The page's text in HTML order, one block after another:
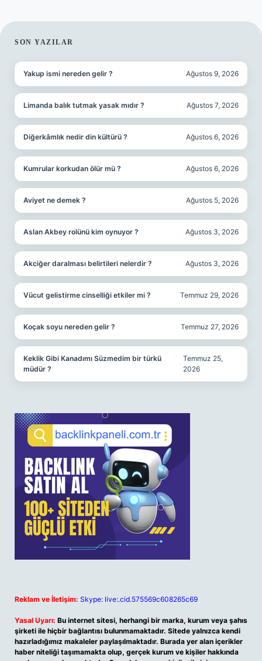
SIDEBAR
SON YAZILAR
Yakup ismi nereden gelir ? Ağustos 9, 2026
Limanda balık tutmak yasak mıdır ? Ağustos 7, 2026
Diğerkâmlık nedir din kültürü ? Ağustos 6, 2026
Kumrular korkudan ölür mü ? Ağustos 6, 2026
Aviyet ne demek ? Ağustos 5, 2026
Aslan Akbey rolünü kim oynuyor ? Ağustos 3, 2026
Akciğer daralması belirtileri nelerdir ? Ağustos 3, 2026
Vücut gelistirme cinselliği etkiler mi ? Temmuz 29, 2026
Koçak soyu nereden gelir ? Temmuz 27, 2026
Keklik Gibi Kanadımı Süzmedim bir türkü
müdür ?
Temmuz 25,
2026
Reklam ve İletişim: Skype: live:.cid.575569c608265c69
Yasal Uyarı: Bu internet sitesi, herhangi bir marka, kurum veya şahıs
şirketi ile hiçbir bağlantısı bulunmamaktadır. Sitede yalnızca kendi
hazırladığımız makaleler paylaşılmaktadır. Burada yer alan içerikler
haber niteliği taşımamakta olup, gerçek kurum ve kişiler hakkında